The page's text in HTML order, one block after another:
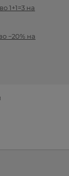
1+1=3 на
−20% на